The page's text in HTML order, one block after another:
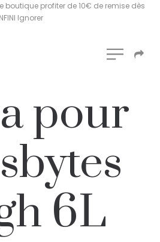
boutique profiter de 10€ de remise dès
Ignorer
pour
6L